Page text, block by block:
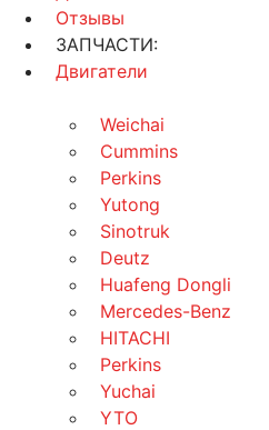
Отзывы
ЗАПЧАСТИ:
Двигатели
Weichai
Cummins
Perkins
Yutong
Sinotruk
Deutz
Huafeng Dongli
Mercedes-Benz
HITACHI
Perkins
Yuchai
YTO